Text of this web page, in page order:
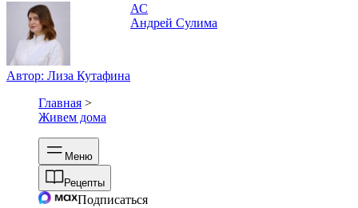
Автор: Лиза Кутафина
АС
Андрей Сулима
Главная >
Живем дома
Меню
Рецепты
Подписаться